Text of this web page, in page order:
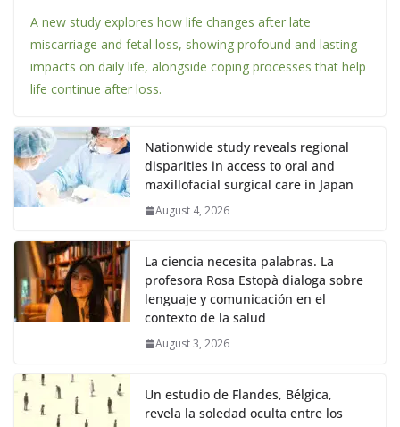
A new study explores how life changes after late
miscarriage and fetal loss, showing profound and lasting
impacts on daily life, alongside coping processes that help
life continue after loss.
Nationwide study reveals regional
disparities in access to oral and
maxillofacial surgical care in Japan
August 4, 2026
La ciencia necesita palabras. La
profesora Rosa Estopà dialoga sobre
lenguaje y comunicación en el
contexto de la salud
August 3, 2026
Un estudio de Flandes, Bélgica,
revela la soledad oculta entre los